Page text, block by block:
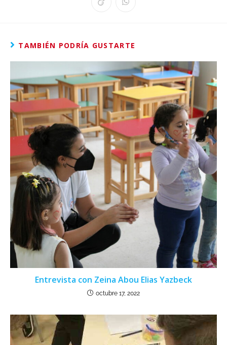
TAMBIÉN PODRÍA GUSTARTE
Entrevista con Zeina Abou Elias Yazbeck
octubre 17, 2022